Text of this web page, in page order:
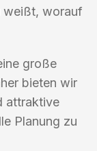
weißt, worauf
große
bieten wir
attraktive
Planung zu